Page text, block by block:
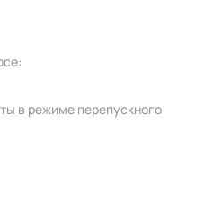
в режиме перепускного